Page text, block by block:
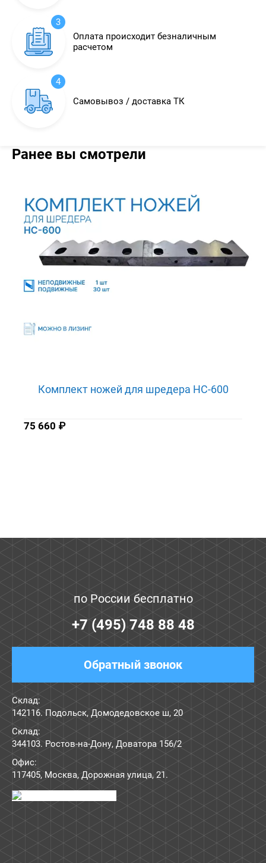
3
Оплата происходит безналичным
расчетом
4
Самовывоз / доставка ТК
Ранее вы смотрели
Комплект ножей для шредера HC-600
75 660 ₽
по России бесплатно
+7 (495) 748 88 48
Обратный звонок
Склад:
142116. Подольск, Домодедовское ш, 20
Склад:
344103. Ростов-на-Дону, Доватора 156/2
Офис:
117405, Москва, Дорожная улица, 21.